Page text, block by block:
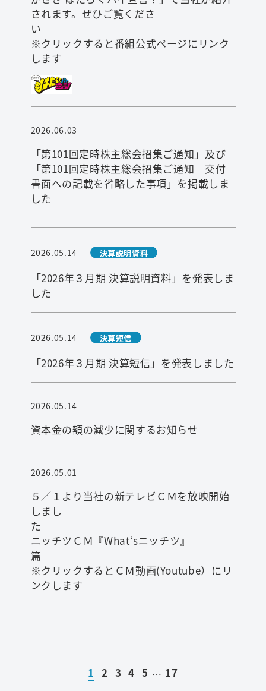
検索
されます。ぜひご覧くださ
※クリックすると番組公式ページにリンク
します
2026.06.03
「第101回定時株主総会招集ご通知」及び
「第101回定時株主総会招集ご通知 交付
書面への記載を省略した事項」を掲載しま
した
2026.05.14 決算説明資料
「2026年３月期 決算説明資料」を発表しま
した
2026.05.14 決算短信
「2026年３月期 決算短信」を発表しました
2026.05.14
資本金の額の減少に関するお知らせ
2026.05.01
５／１より当社の新テレビＣＭを放映開始
しまし
ニッチツＣＭ『What‘sニッチツ』
※クリックするとＣＭ動画(Youtube）にリ
ンクします
1 2 3 4 5 … 17